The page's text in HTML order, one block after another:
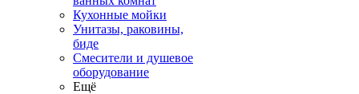
Кухонные мойки
Унитазы, раковины,
биде
Смесители и душевое
оборудование
Ещё